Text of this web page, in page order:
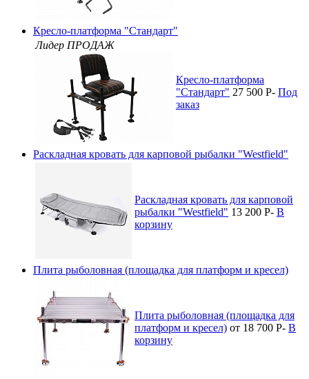
Кресло-платформа "Стандарт"
Лидер ПРОДАЖ
Кресло-платформа
"Стандарт" 27 500 P- Под
заказ
Раскладная кровать для карповой рыбалки "Westfield"
Раскладная кровать для карповой
рыбалки "Westfield" 13 200 P- В
корзину
Плита рыболовная (площадка для платформ и кресел)
Плита рыболовная (площадка для
платформ и кресел) от 18 700 P- В
корзину